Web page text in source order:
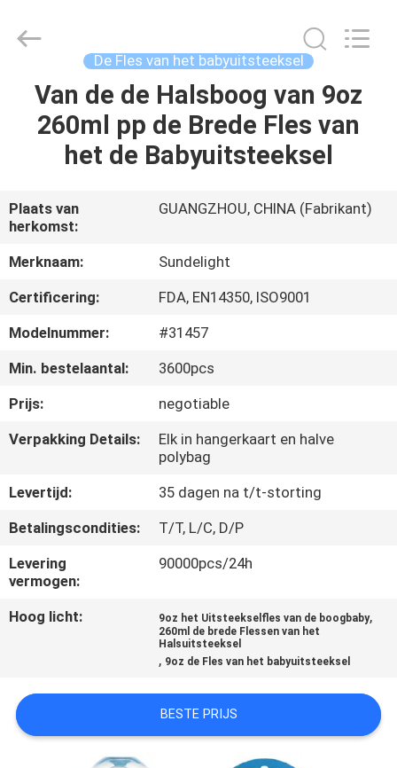
THUIS
PRODUCTEN
VIDEOS
OVER
ONS
KWALITEITSCONTROLE
CONTACTEER
ONS
NIEUWS
ALLE
SHOPPING
SITEMAP
Infant
products
Reserved.
De Fles van het babyuitsteeksel
Van de de Halsboog van 9oz
260ml pp de Brede Fles van
het de Babyuitsteeksel
Plaats van
herkomst:
GUANGZHOU, CHINA (Fabrikant)
Merknaam:
Sundelight
Certificering:
FDA, EN14350, ISO9001
Modelnummer:
#31457
Min. bestelaantal:
3600pcs
Prijs:
negotiable
Verpakking Details:
Elk in hangerkaart en halve
polybag
Levertijd:
35 dagen na t/t-storting
Betalingscondities:
T/T, L/C, D/P
Levering
vermogen:
90000pcs/24h
Hoog licht: 9oz het Uitsteekselfles van de boogbaby,
260ml de brede Flessen van het
Halsuitsteeksel
, 9oz de Fles van het babyuitsteeksel
BESTE PRIJS